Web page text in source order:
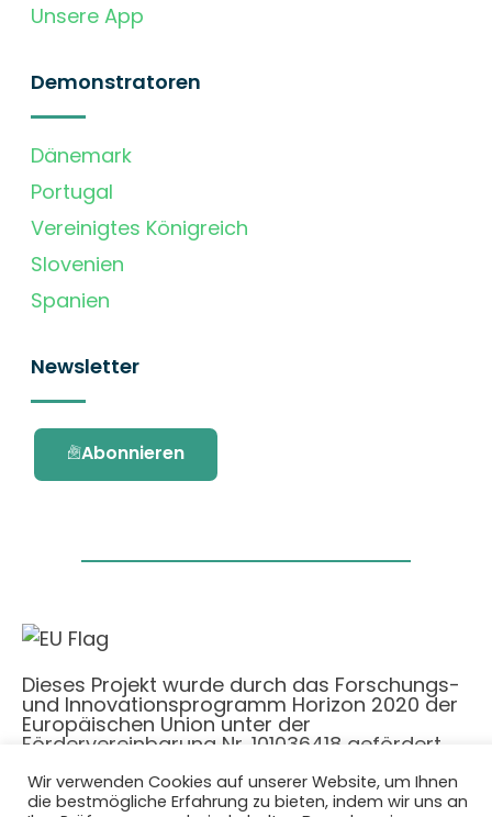
Unsere App
Demonstratoren
Dänemark
Portugal
Vereinigtes Königreich
Slovenien
Spanien
Newsletter
Abonnieren
Dieses Projekt wurde durch das Forschungs-
und Innovationsprogramm Horizon 2020 der
Europäischen Union unter der
Fördervereinbarung Nr. 101036418 gefördert.
Datenschutzbestimmungen|Cookie-
Wir verwenden Cookies auf unserer Website, um Ihnen
die bestmögliche Erfahrung zu bieten, indem wir uns an